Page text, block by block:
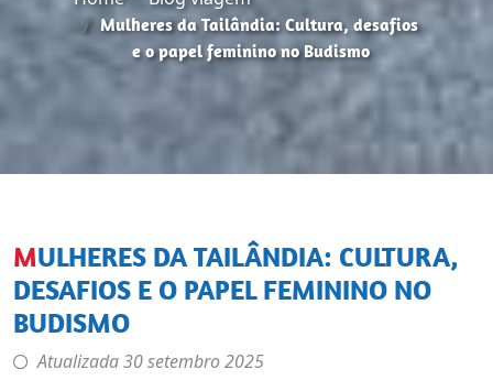
Mulheres da Tailândia: Cultura, desafios
e o papel feminino no Budismo
MULHERES DA TAILÂNDIA: CULTURA,
DESAFIOS E O PAPEL FEMININO NO
BUDISMO
Atualizada30 setembro 2025